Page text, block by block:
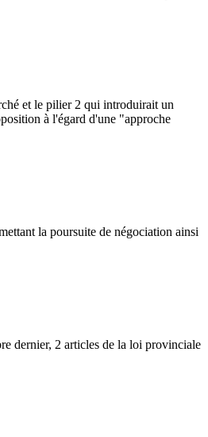
et le pilier 2 qui introduirait un
à l'égard d'une "approche
la poursuite de négociation ainsi
dernier, 2 articles de la loi provinciale